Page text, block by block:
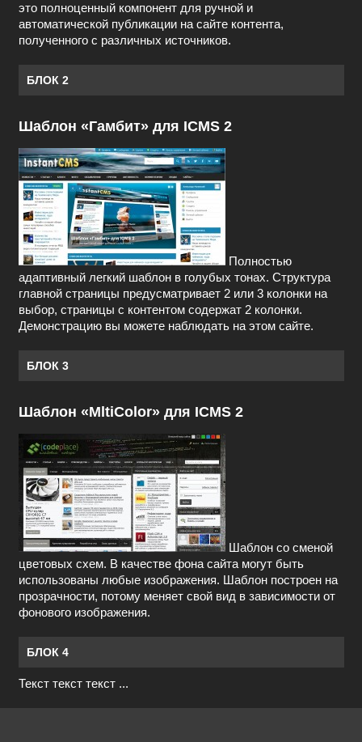
это полноценный компонент для ручной и
автоматической публикации на сайте контента,
полученного с различных источников.
БЛОК 2
Шаблон «Гамбит» для ICMS 2
Полностью
адаптивный легкий шаблон в голубых тонах. Структура
главной страницы предусматривает 2 или 3 колонки на
выбор, страницы с контентом содержат 2 колонки.
Демонстрацию вы можете наблюдать на этом сайте.
БЛОК 3
Шаблон «MltiColor» для ICMS 2
Шаблон со сменой
цветовых схем. В качестве фона сайта могут быть
использованы любые изображения. Шаблон построен на
прозрачности, потому меняет свой вид в зависимости от
фонового изображения.
БЛОК 4
Текст текст текст ...